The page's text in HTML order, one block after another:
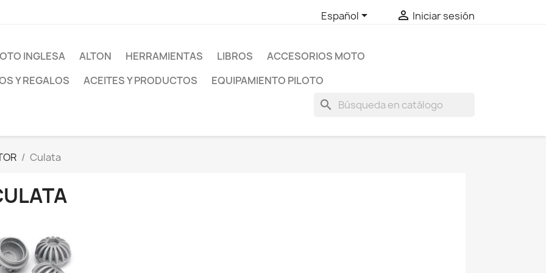
Español  Iniciar sesión
INGLESA ALTON HERRAMIENTAS LIBROS
ACCESORIOS MOTO
Y REGALOS
ACEITES Y PRODUCTOS EQUIPAMIENTO PILOTO
search
Culata